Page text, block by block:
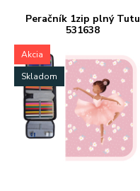
Peračník 1zip plný Tutu
531638
Akcia
Skladom